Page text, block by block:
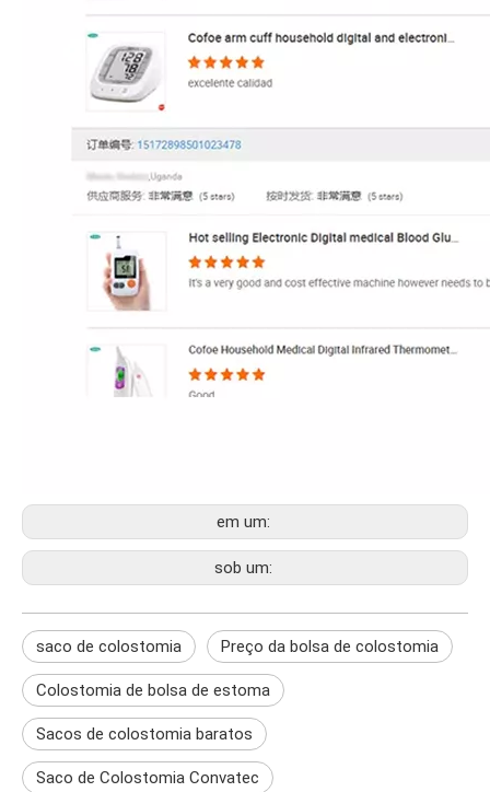
em um:
sob um:
saco de colostomia Preço da bolsa de colostomia
Colostomia de bolsa de estoma
Sacos de colostomia baratos
Saco de Colostomia Convatec